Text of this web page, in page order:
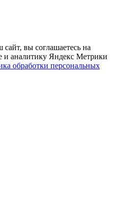
вы соглашаетесь на
и аналитику Яндекс Метрики
обработки персональных